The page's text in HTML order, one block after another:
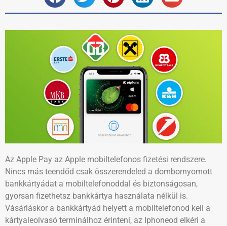
Az Apple Pay az Apple mobiltelefonos fizetési rendszere.
Nincs más teendőd csak összerendeled a dombornyomott
bankkártyádat a mobiltelefonoddal és biztonságosan,
gyorsan fizethetsz bankkártya használata nélkül is.
Vásárláskor a bankkártyád helyett a mobiltelefonod kell a
kártyaleolvasó terminálhoz érinteni, az Iphoneod elkéri a